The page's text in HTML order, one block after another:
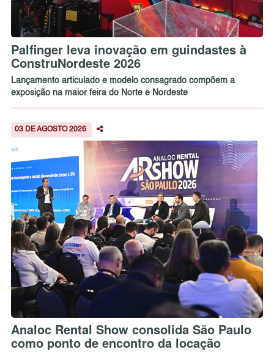
Palfinger leva inovação em guindastes à
ConstruNordeste 2026
Lançamento articulado e modelo consagrado compõem a
exposição na maior feira do Norte e Nordeste
03 DE AGOSTO 2026
Analoc Rental Show consolida São Paulo
como ponto de encontro da locação